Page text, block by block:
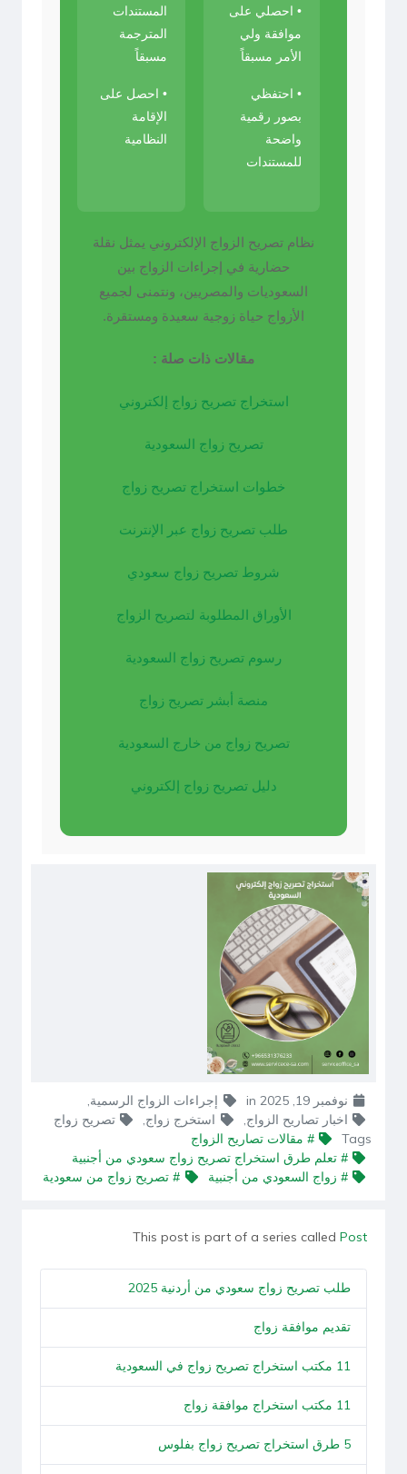
• احصلي على
موافقة ولي
الأمر مسبقاً
• احتفظي
بصور رقمية
واضحة
للمستندات
المستندات
المترجمة
مسبقاً
• احصل على
الإقامة
النظامية
نظام تصريح الزواج الإلكتروني يمثل نقلة
حضارية في إجراءات الزواج بين
السعوديات والمصريين، ونتمنى لجميع
الأزواج حياة زوجية سعيدة ومستقرة.
مقالات ذات صلة :
استخراج تصريح زواج إلكتروني
تصريح زواج السعودية
خطوات استخراج تصريح زواج
طلب تصريح زواج عبر الإنترنت
شروط تصريح زواج سعودي
الأوراق المطلوبة لتصريح الزواج
رسوم تصريح زواج السعودية
منصة أبشر تصريح زواج
تصريح زواج من خارج السعودية
دليل تصريح زواج إلكتروني
نوفمبر 19, 2025 in إجراءات الزواج الرسمية
اخبار تصاريح الزواج
استخرج زواج
تصريح زواج
Tags
# مقالات تصاريح الزواج
# تعلم طرق استخراج تصريح زواج سعودي من أجنبية
# زواج السعودي من أجنبية
# تصريح زواج من سعودية
This post is part of a series called Post
طلب تصريح زواج سعودي من أردنية 2025
تقديم موافقة زواج
11 مكتب استخراج تصريح زواج في السعودية
11 مكتب استخراج موافقة زواج
5 طرق استخراج تصريح زواج بفلوس